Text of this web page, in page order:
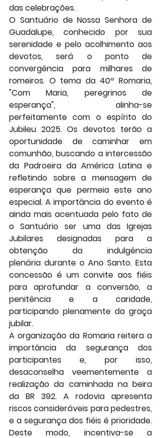
das celebrações.
O Santuário de Nossa Senhora de
Guadalupe, conhecido por sua
serenidade e pelo acolhimento aos
devotos, será o ponto de
convergência para milhares de
romeiros. O tema da 40ª Romaria,
"Com Maria, peregrinos de
esperança", alinha-se
perfeitamente com o espírito do
Jubileu 2025. Os devotos terão a
oportunidade de caminhar em
comunhão, buscando a intercessão
da Padroeira da América Latina e
refletindo sobre a mensagem de
esperança que permeia este ano
especial. A importância do evento é
ainda mais acentuada pelo fato de
o Santuário ser uma das Igrejas
Jubilares designadas para a
obtenção da indulgência
plenária durante o Ano Santo. Esta
concessão é um convite aos fiéis
para aprofundar a conversão, a
penitência e a caridade,
participando plenamente da graça
jubilar.
importância da segurança dos
participantes e, por isso,
desaconselha veementemente a
realização da caminhada na beira
da BR 392. A rodovia apresenta
riscos consideráveis para pedestres,
e a segurança dos fiéis é prioridade.